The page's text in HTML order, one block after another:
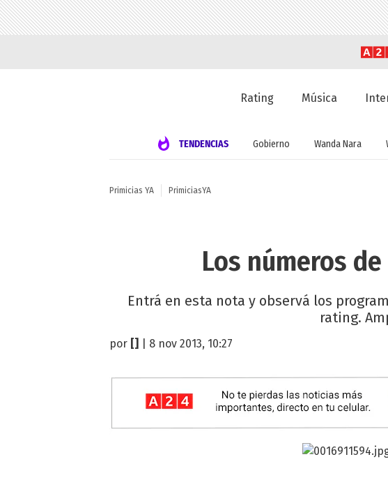
Rating Música
TENDENCIAS Gobierno Wanda Nara
Primicias YA PrimiciasYA
Los números
Entrá en esta nota y observá los
rating.
por | 8 nov 2013, 10:27